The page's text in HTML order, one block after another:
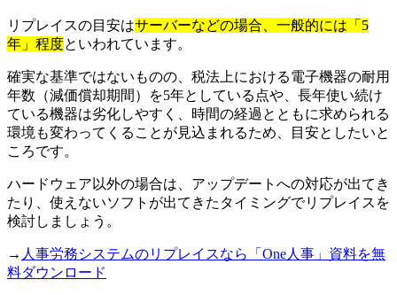
リプレイスの目安はサーバーなどの場合、一般的には「5
年」程度といわれています。
確実な基準ではないものの、税法上における電子機器の耐用
年数（減価償却期間）を5年としている点や、長年使い続け
ている機器は劣化しやすく、時間の経過とともに求められる
環境も変わってくることが見込まれるため、目安としたいと
ころです。
ハードウェア以外の場合は、アップデートへの対応が出てき
たり、使えないソフトが出てきたタイミングでリプレイスを
検討しましょう。
→ 人事労務システムのリプレイスなら「One人事」資料を無
料ダウンロード